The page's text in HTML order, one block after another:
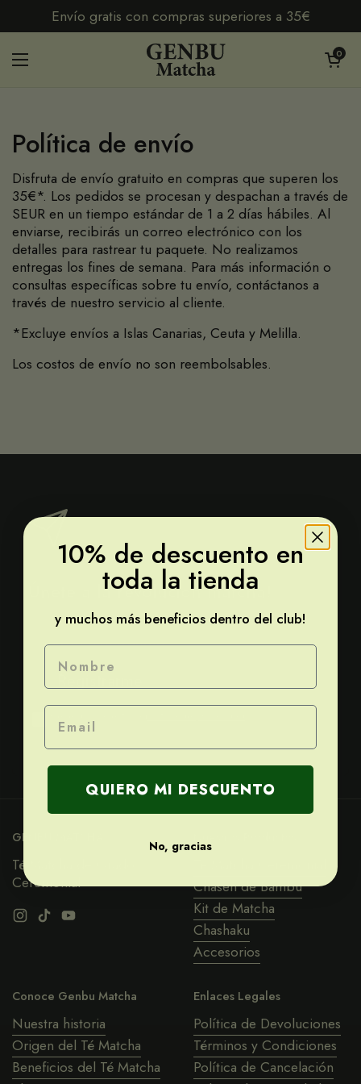
Ir al contenidoEnvío gratis con compras superiores a 35€
Abrir menú
Abrir
0
Política de envío
Disfruta de envío gratuito en compras que superen los
35€*. Los pedidos se procesan y despachan a través de
SEUR en un tiempo estándar de 1 a 2 días hábiles. Al
enviarse, recibirás un correo electrónico con los
detalles para rastrear tu paquete. No realizamos
entregas los fines de semana. Para más información o
consultas específicas sobre tu envío, contáctanos a
través de nuestro servicio al cliente.
*Excluye envíos a Islas Canarias, Ceuta y Melilla.
Los costos de envío no son reembolsables.
Únete a la revolución matcha!
GENBU MATCHA
Té Matcha de Grado
Ceremonial
Instagram
TikTokYouTube
Chasen de Bambú
Kit de Matcha
Chashaku
Accesorios
Conoce Genbu Matcha
Nuestra historia
Origen del Té Matcha
Beneficios del Té Matcha
Enlaces Legales
Política de Devoluciones
Términos y Condiciones
Política de Cancelación
10% de descuento en
toda la tienda
y muchos más beneficios dentro del club!
Nombre
Email
QUIERO MI DESCUENTO
No, gracias